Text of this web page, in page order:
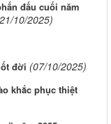
đấu cuối năm
10/2025)
đời (07/10/2025)
khắc phục thiệt